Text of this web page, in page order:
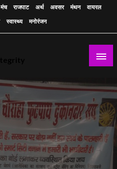
राजपाट अर्थ अवसर मंथन
वायरल
स्वास्थ्य मनोरंजन